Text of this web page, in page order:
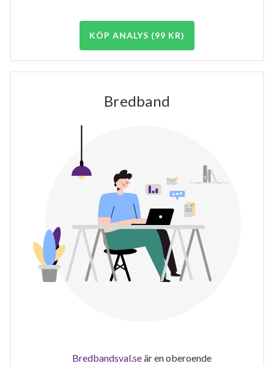
KÖP ANALYS (99 KR)
Bredband
Bredbandsval.seär en oberoende